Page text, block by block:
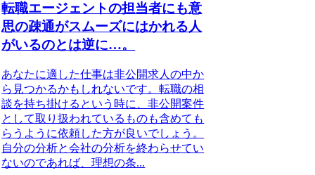
転職エージェントの担当者にも意
思の疎通がスムーズにはかれる人
がいるのとは逆に…。
あなたに適した仕事は非公開求人の中か
ら見つかるかもしれないです。転職の相
談を持ち掛けるという時に、非公開案件
として取り扱われているものも含めても
らうように依頼した方が良いでしょう。
自分の分析と会社の分析を終わらせてい
ないのであれば、理想の条...